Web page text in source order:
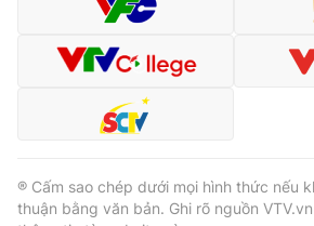
Video Shorts
VTV Money
VTV Sức khoẻ Bất
® Cấm sao chép dưới mọi hình thức nếu
thuận bằng văn bản. Ghi rõ nguồn